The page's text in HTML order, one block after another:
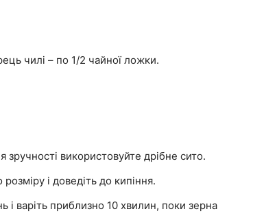
чилі – по 1/2 чайної ложки.
використовуйте дрібне сито.
і доведіть до кипіння.
варіть приблизно 10 хвилин, поки зерна